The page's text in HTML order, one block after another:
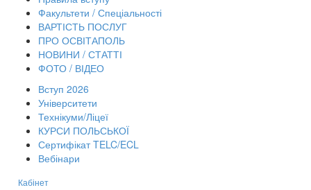
Факультети / Спеціальності
ВАРТІСТЬ ПОСЛУГ
ПРО ОСВІТАПОЛЬ
НОВИНИ / СТАТТІ
ФОТО / ВІДЕО
Вступ 2026
Університети
Технікуми/Ліцеї
КУРСИ ПОЛЬСЬКОЇ
Сертифікат TELC/ECL
Вебінари
Кабінет